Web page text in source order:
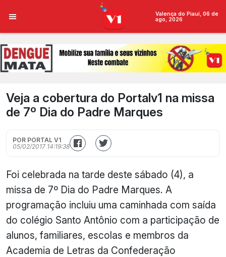
Valença do Piauí, 06 de
ago, 2026
Veja a cobertura do Portalv1 na missa
de 7º Dia do Padre Marques
POR PORTAL V1
05/02/2017 14:19:38
Foi celebrada na tarde deste sábado (4), a
missa de 7º Dia do Padre Marques. A
programação incluiu uma caminhada com saída
do colégio Santo Antônio com a participação de
alunos, familiares, escolas e membros da
Academia de Letras da Confederação